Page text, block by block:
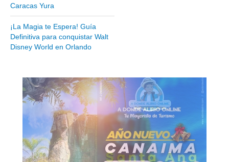
Noticias turísticas
Gastronomía
Servicios
Diseño de Websites
Hosting / Alojamiento para Websites
Publicidad
Tienda en línea
Caracas Yura
¡La Magia te Espera! Guía
Definitiva para conquistar Walt
Disney World en Orlando